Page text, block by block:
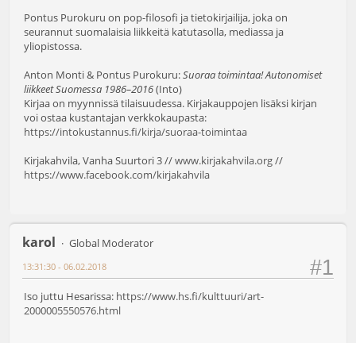
Pontus Purokuru on pop-filosofi ja tietokirjailija, joka on
seurannut suomalaisia liikkeitä katutasolla, mediassa ja
yliopistossa.
Anton Monti & Pontus Purokuru:Suoraa toimintaa! Autonomiset
liikkeet Suomessa 1986–2016(Into)
Kirjaa on myynnissä tilaisuudessa. Kirjakauppojen lisäksi kirjan
voi ostaa kustantajan verkkokaupasta:
https://intokustannus.fi/kirja/suoraa-toimintaa
Kirjakahvila, Vanha Suurtori 3 //www.kirjakahvila.org//
https://www.facebook.com/kirjakahvila
karol Global Moderator
#1
13:31:30 - 06.02.2018
Iso juttu Hesarissa: https://www.hs.fi/kulttuuri/art-
2000005550576.html